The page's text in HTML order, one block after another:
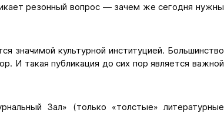
резонный вопрос — зачем же сегодня нужны
значимой культурной институцией. Большинство
И такая публикация до сих пор является важной
Зал» (только «толстые» литературные